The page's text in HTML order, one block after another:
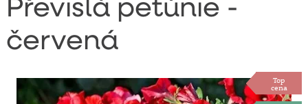
Převislá petúnie -
červená
Top
cena